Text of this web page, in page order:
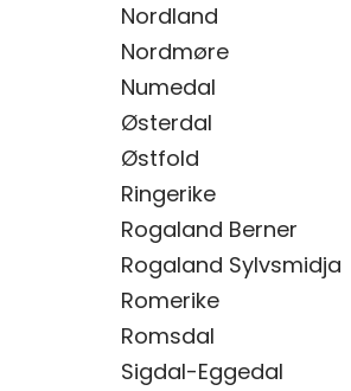
Nordland
Nordmøre
Numedal
Østerdal
Østfold
Ringerike
Rogaland Berner
Rogaland Sylvsmidja
Romerike
Romsdal
Sigdal-Eggedal